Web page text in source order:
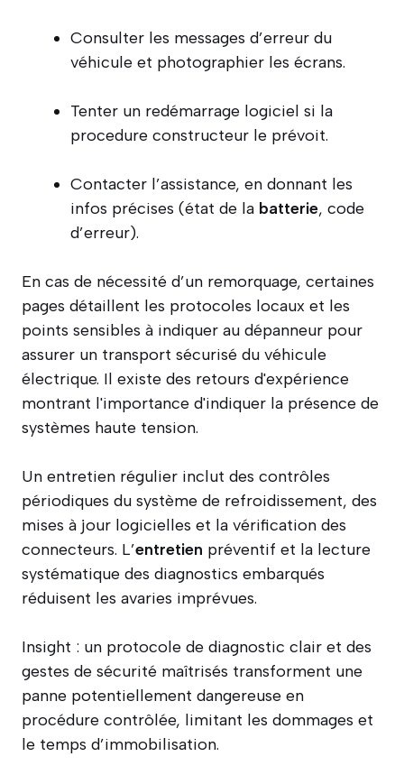
Consulter les messages d’erreur du
véhicule et photographier les écrans.
Tenter un redémarrage logiciel si la
procedure constructeur le prévoit.
Contacter l’assistance, en donnant les
infos précises (état de la batterie, code
d’erreur).
En cas de nécessité d’un remorquage, certaines
pages détaillent les protocoles locaux et les
points sensibles à indiquer au dépanneur pour
assurer un transport sécurisé du véhicule
électrique. Il existe des retours d'expérience
montrant l'importance d'indiquer la présence de
systèmes haute tension.
Un entretien régulier inclut des contrôles
périodiques du système de refroidissement, des
mises à jour logicielles et la vérification des
connecteurs. L’entretien préventif et la lecture
systématique des diagnostics embarqués
réduisent les avaries imprévues.
Insight : un protocole de diagnostic clair et des
gestes de sécurité maîtrisés transforment une
panne potentiellement dangereuse en
procédure contrôlée, limitant les dommages et
le temps d’immobilisation.